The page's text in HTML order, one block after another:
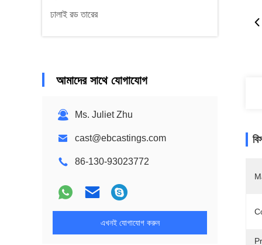
ঢালাই রড তারের
আমাদের সাথে যোগাযোগ
Ms. Juliet Zhu
cast@ebcastings.com
86-130-93023772
এখনই যোগাযোগ করুন